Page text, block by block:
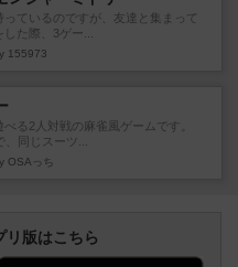
っているのですが、友達と集まって
た際、3ゲー...
155973
べる2人対戦の麻雀風ゲームです。
、同じスーツ...
OSAっち
リ版はこちら